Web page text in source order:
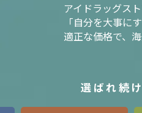
アイドラッグス
「自分を大事に
適正な価格で、
選ばれ続